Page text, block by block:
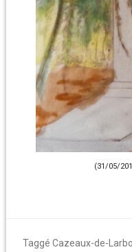
(31/05/
Taggé Cazeaux-de-